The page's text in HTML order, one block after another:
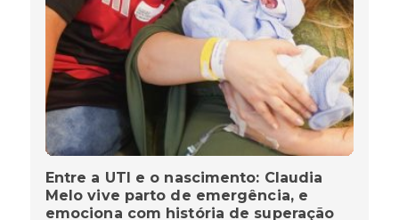
Entre a UTI e o nascimento: Claudia
Melo vive parto de emergência, e
emociona com história de superação